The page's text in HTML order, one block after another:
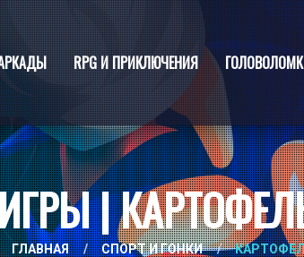
RPG И ПРИКЛЮЧЕНИЯ
|
ГЛАВНАЯ / СПОРТ И ГОНКИ /